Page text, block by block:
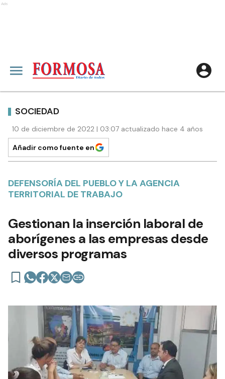
Ads
SOCIEDAD
10 de diciembre de 2022 | 03:07 actualizado hace 4 años
Añadir como fuente en
DEFENSORÍA DEL PUEBLO Y LA AGENCIA
TERRITORIAL DE TRABAJO
Gestionan la inserción laboral de
aborígenes a las empresas desde
diversos programas